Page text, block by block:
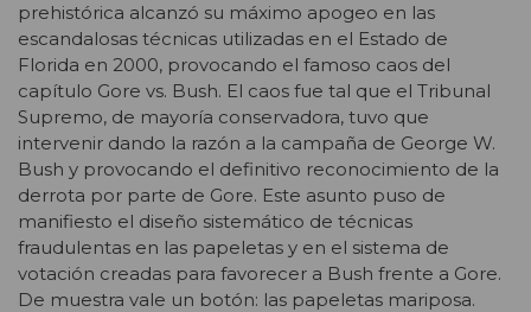
prehistórica alcanzó su máximo apogeo en las
escandalosas técnicas utilizadas en el Estado de
Florida en 2000, provocando el famoso caos del
capítulo Gore vs. Bush. El caos fue tal que el Tribunal
Supremo, de mayoría conservadora, tuvo que
intervenir dando la razón a la campaña de George W.
Bush y provocando el definitivo reconocimiento de la
derrota por parte de Gore. Este asunto puso de
manifiesto el diseño sistemático de técnicas
fraudulentas en las papeletas y en el sistema de
votación creadas para favorecer a Bush frente a Gore.
De muestra vale un botón: las papeletas mariposa.